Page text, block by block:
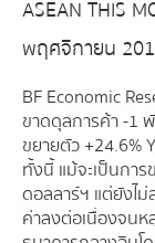
ASEAN THIS
พฤศจิกายน
BF Economic
ขาดดุลการค้า -1
ขยายตัว +24.6%
ทั้งนี้ แม้จะเป็นกา
ดอลลาร์ฯ แต่ยังไ
ค่าลงต่อเนื่องจนห